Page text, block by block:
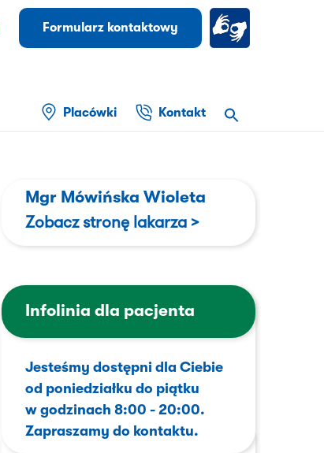
Formularz kontaktowy
Placówki Kontakt
Mgr Mówińska Wioleta
Zobacz stronę lakarza >
Infolinia dla pacjenta
Jesteśmy dostępni dla Ciebie
od poniedziałku do piątku
w godzinach 8:00 - 20:00.
Zapraszamy do kontaktu.